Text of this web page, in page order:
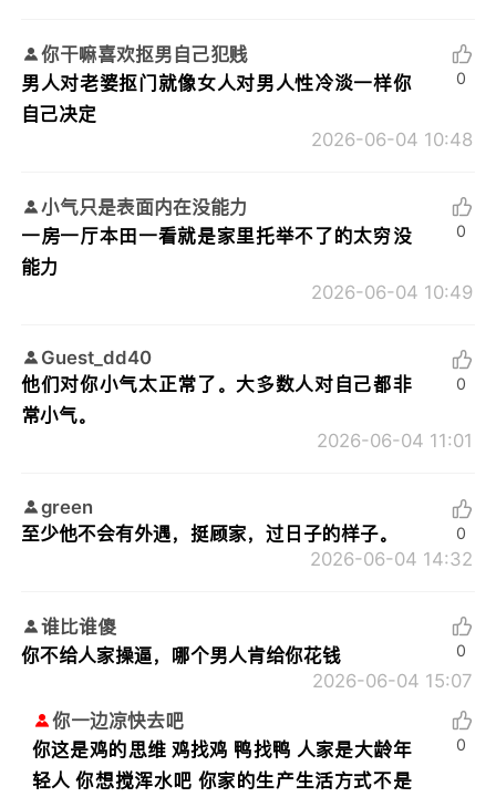
你干嘛喜欢抠男自己犯贱
男人对老婆抠门就像女人对男人性冷淡一样你
自己决定
2026-06-04 10:48
0
小气只是表面内在没能力
一房一厅本田一看就是家里托举不了的太穷没
能力
2026-06-04 10:49
0
Guest_dd40
他们对你小气太正常了。大多数人对自己都非
常小气。
2026-06-04 11:01
0
green
至少他不会有外遇，挺顾家，过日子的样子。
2026-06-04 14:32
0
谁比谁傻
你不给人家操逼，哪个男人肯给你花钱
2026-06-04 15:07
0
你一边凉快去吧
你这是鸡的思维 鸡找鸡 鸭找鸭 人家是大龄年
轻人 你想搅浑水吧 你家的生产生活方式不是
0